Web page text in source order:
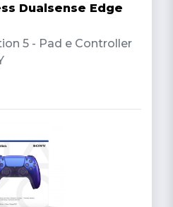
Dualsense Edge
5 - Pad e Controller